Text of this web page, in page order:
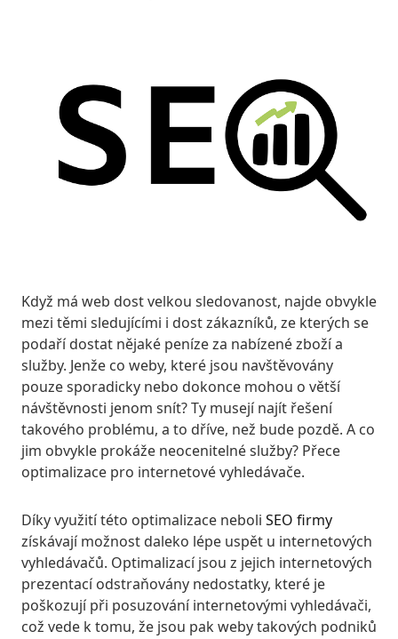
Když má web dost velkou sledovanost, najde obvykle
mezi těmi sledujícími i dost zákazníků, ze kterých se
podaří dostat nějaké peníze za nabízené zboží a
služby. Jenže co weby, které jsou navštěvovány
pouze sporadicky nebo dokonce mohou o větší
návštěvnosti jenom snít? Ty musejí najít řešení
takového problému, a to dříve, než bude pozdě. A co
jim obvykle prokáže neocenitelné služby? Přece
optimalizace pro internetové vyhledávače.
Díky využití této optimalizace neboli SEO firmy
získávají možnost daleko lépe uspět u internetových
vyhledávačů. Optimalizací jsou z jejich internetových
prezentací odstraňovány nedostatky, které je
poškozují při posuzování internetovými vyhledávači,
což vede k tomu, že jsou pak weby takových podniků